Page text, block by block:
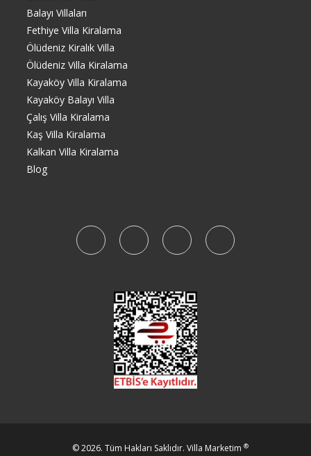
Balayı Villaları
Fethiye Villa Kiralama
Ölüdeniz Kiralık Villa
Ölüdeniz Villa Kiralama
Kayaköy Villa Kiralama
Kayaköy Balayı Villa
Çalış Villa Kiralama
Kaş Villa Kiralama
Kalkan Villa Kiralama
Blog
© 2026. Tüm Hakları Saklıdır. Villa Marketim ®